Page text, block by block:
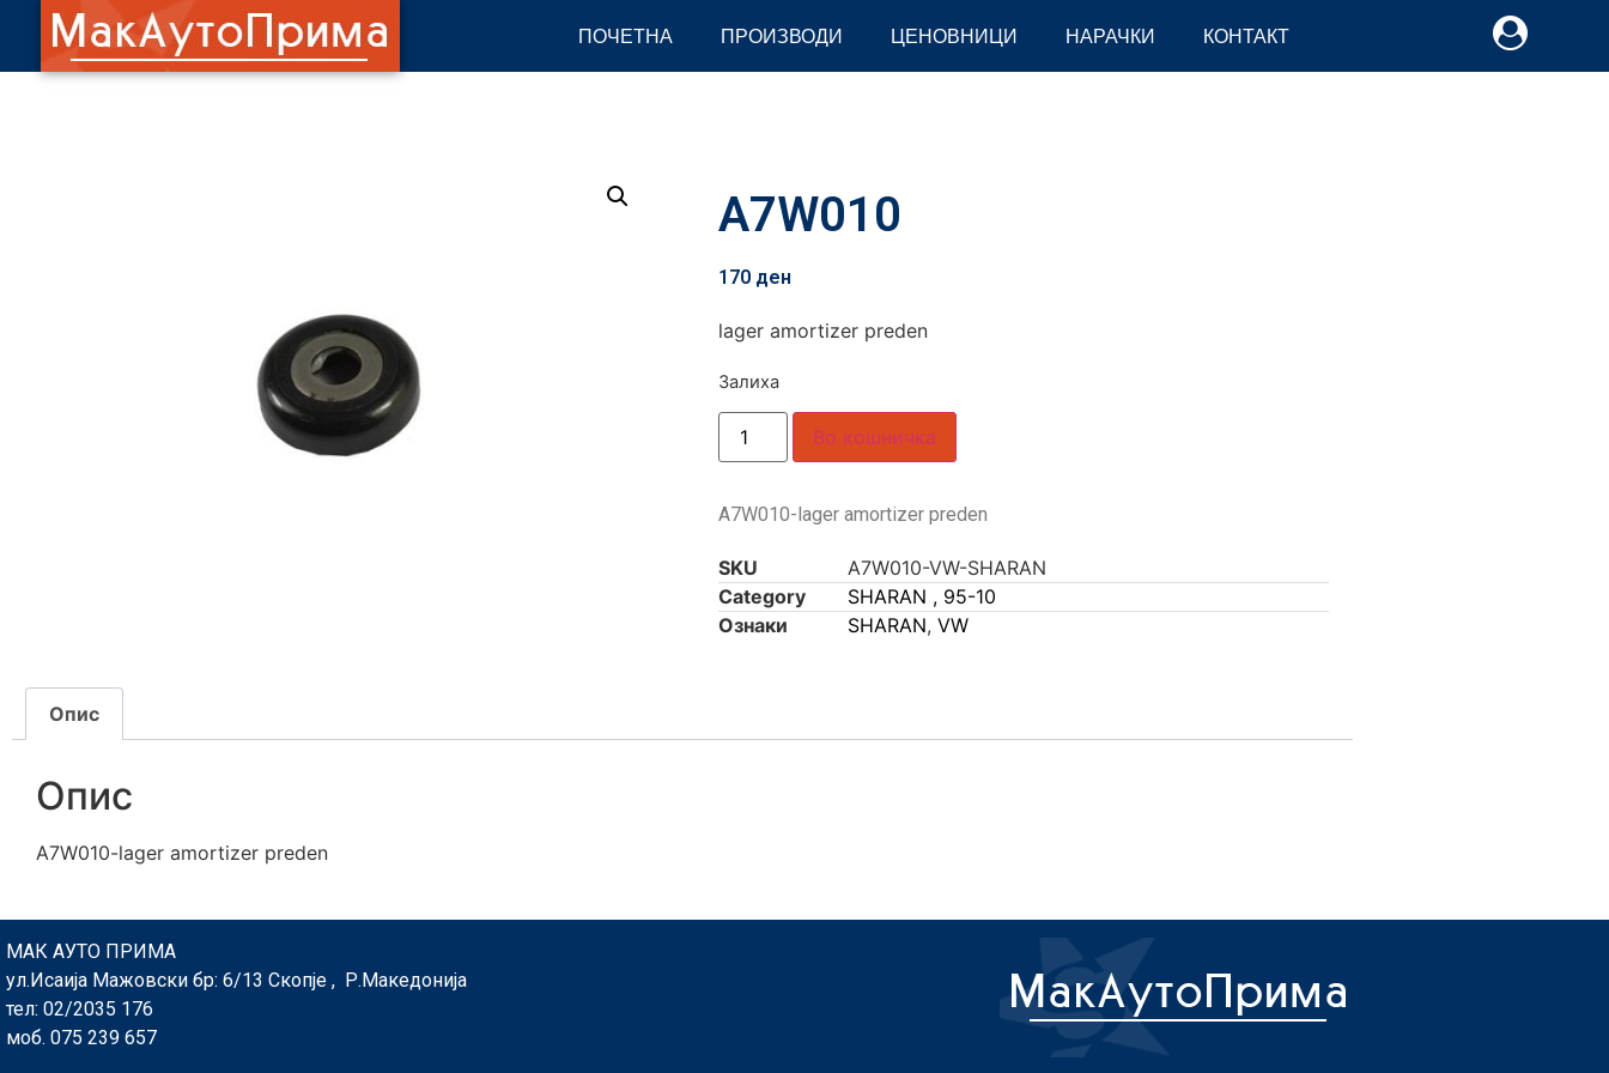
ПОЧЕТНА ПРОИЗВОДИ ЦЕНОВНИЦИ НАРАЧКИ КОНТАКТ
A7W010
170 ден
lager amortizer preden
Залиха
Во кошничка
A7W010-lager amortizer preden
SKU
A7W010-VW-SHARAN
Category
SHARAN , 95-10
Ознаки
SHARAN, VW
Опис
Опис
A7W010-lager amortizer preden
МАК АУТО ПРИМА
ул.Исаија Мажовски бр: 6/13 Скопје , Р.Македонија
тел: 02/2035 176
моб. 075 239 657